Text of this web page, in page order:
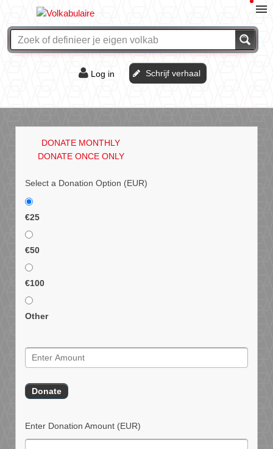
Log in Schrijf verhaal
DONATE MONTHLY
DONATE ONCE ONLY
Select a Donation Option (EUR)
€25
€50
€100
Other
Enter Donation Amount (EUR)